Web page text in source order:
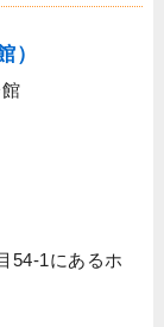
）
54-1にあるホ